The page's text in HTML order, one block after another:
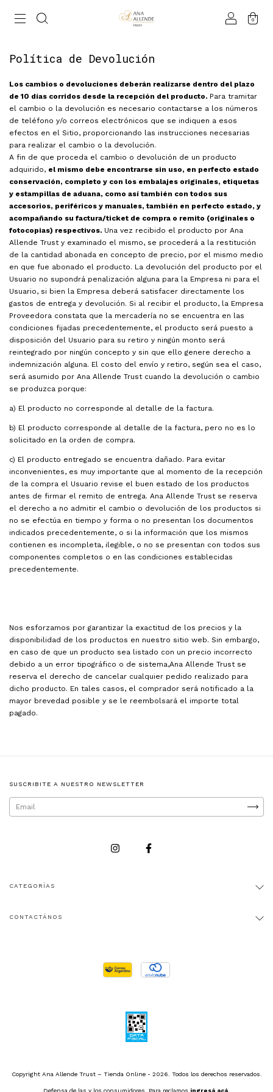
0
Política de Devolución
Los cambios o devoluciones deberán realizarse dentro del plazo
de 10 días corridos desde la recepción del producto. Para tramitar
el cambio o la devolución es necesario contactarse a los números
de teléfono y/o correos electrónicos que se indiquen a esos
efectos en el Sitio, proporcionando las instrucciones necesarias
para realizar el cambio o la devolución.
A fin de que proceda el cambio o devolución de un producto
adquirido, el mismo debe encontrarse sin uso, en perfecto estado
conservación, completo y con los embalajes originales, etiquetas
y estampillas de aduana, como así también con todos sus
accesorios, periféricos y manuales, también en perfecto estado, y
acompañando su factura/ticket de compra o remito (originales o
fotocopias) respectivos. Una vez recibido el producto por Ana
Allende Trust y examinado el mismo, se procederá a la restitución
de la cantidad abonada en concepto de precio, por el mismo medio
en que fue abonado el producto. La devolución del producto por el
Usuario no supondrá penalización alguna para la Empresa ni para el
Usuario, si bien la Empresa deberá satisfacer directamente los
gastos de entrega y devolución. Si al recibir el producto, la Empresa
Proveedora constata que la mercadería no se encuentra en las
condiciones fijadas precedentemente, el producto será puesto a
disposición del Usuario para su retiro y ningún monto será
reintegrado por ningún concepto y sin que ello genere derecho a
indemnización alguna. El costo del envío y retiro, según sea el caso,
será asumido por Ana Allende Trust cuando la devolución o cambio
se produzca porque:
a) El producto no corresponde al detalle de la factura.
b) El producto corresponde al detalle de la factura, pero no es lo
solicitado en la orden de compra.
c) El producto entregado se encuentra dañado. Para evitar
inconvenientes, es muy importante que al momento de la recepción
de la compra el Usuario revise el buen estado de los productos
antes de firmar el remito de entrega. Ana Allende Trust se reserva
el derecho a no admitir el cambio o devolución de los productos si
no se efectúa en tiempo y forma o no presentan los documentos
indicados precedentemente, o si la información que los mismos
contienen es incompleta, ilegible, o no se presentan con todos sus
componentes completos o en las condiciones establecidas
precedentemente.
Nos esforzamos por garantizar la exactitud de los precios y la
disponibilidad de los productos en nuestro sitio web. Sin embargo,
en caso de que un producto sea listado con un precio incorrecto
debido a un error tipográfico o de sistema,Ana Allende Trust se
reserva el derecho de cancelar cualquier pedido realizado para
dicho producto. En tales casos, el comprador será notificado a la
mayor brevedad posible y se le reembolsará el importe total
pagado.
SUSCRIBITE A NUESTRO NEWSLETTER
CATEGORÍAS
CONTACTÁNOS
Copyright Ana Allende Trust – Tienda Online - 2026. Todos los derechos reservados.
Defensa de las y los consumidores. Para reclamos ingresá acá.